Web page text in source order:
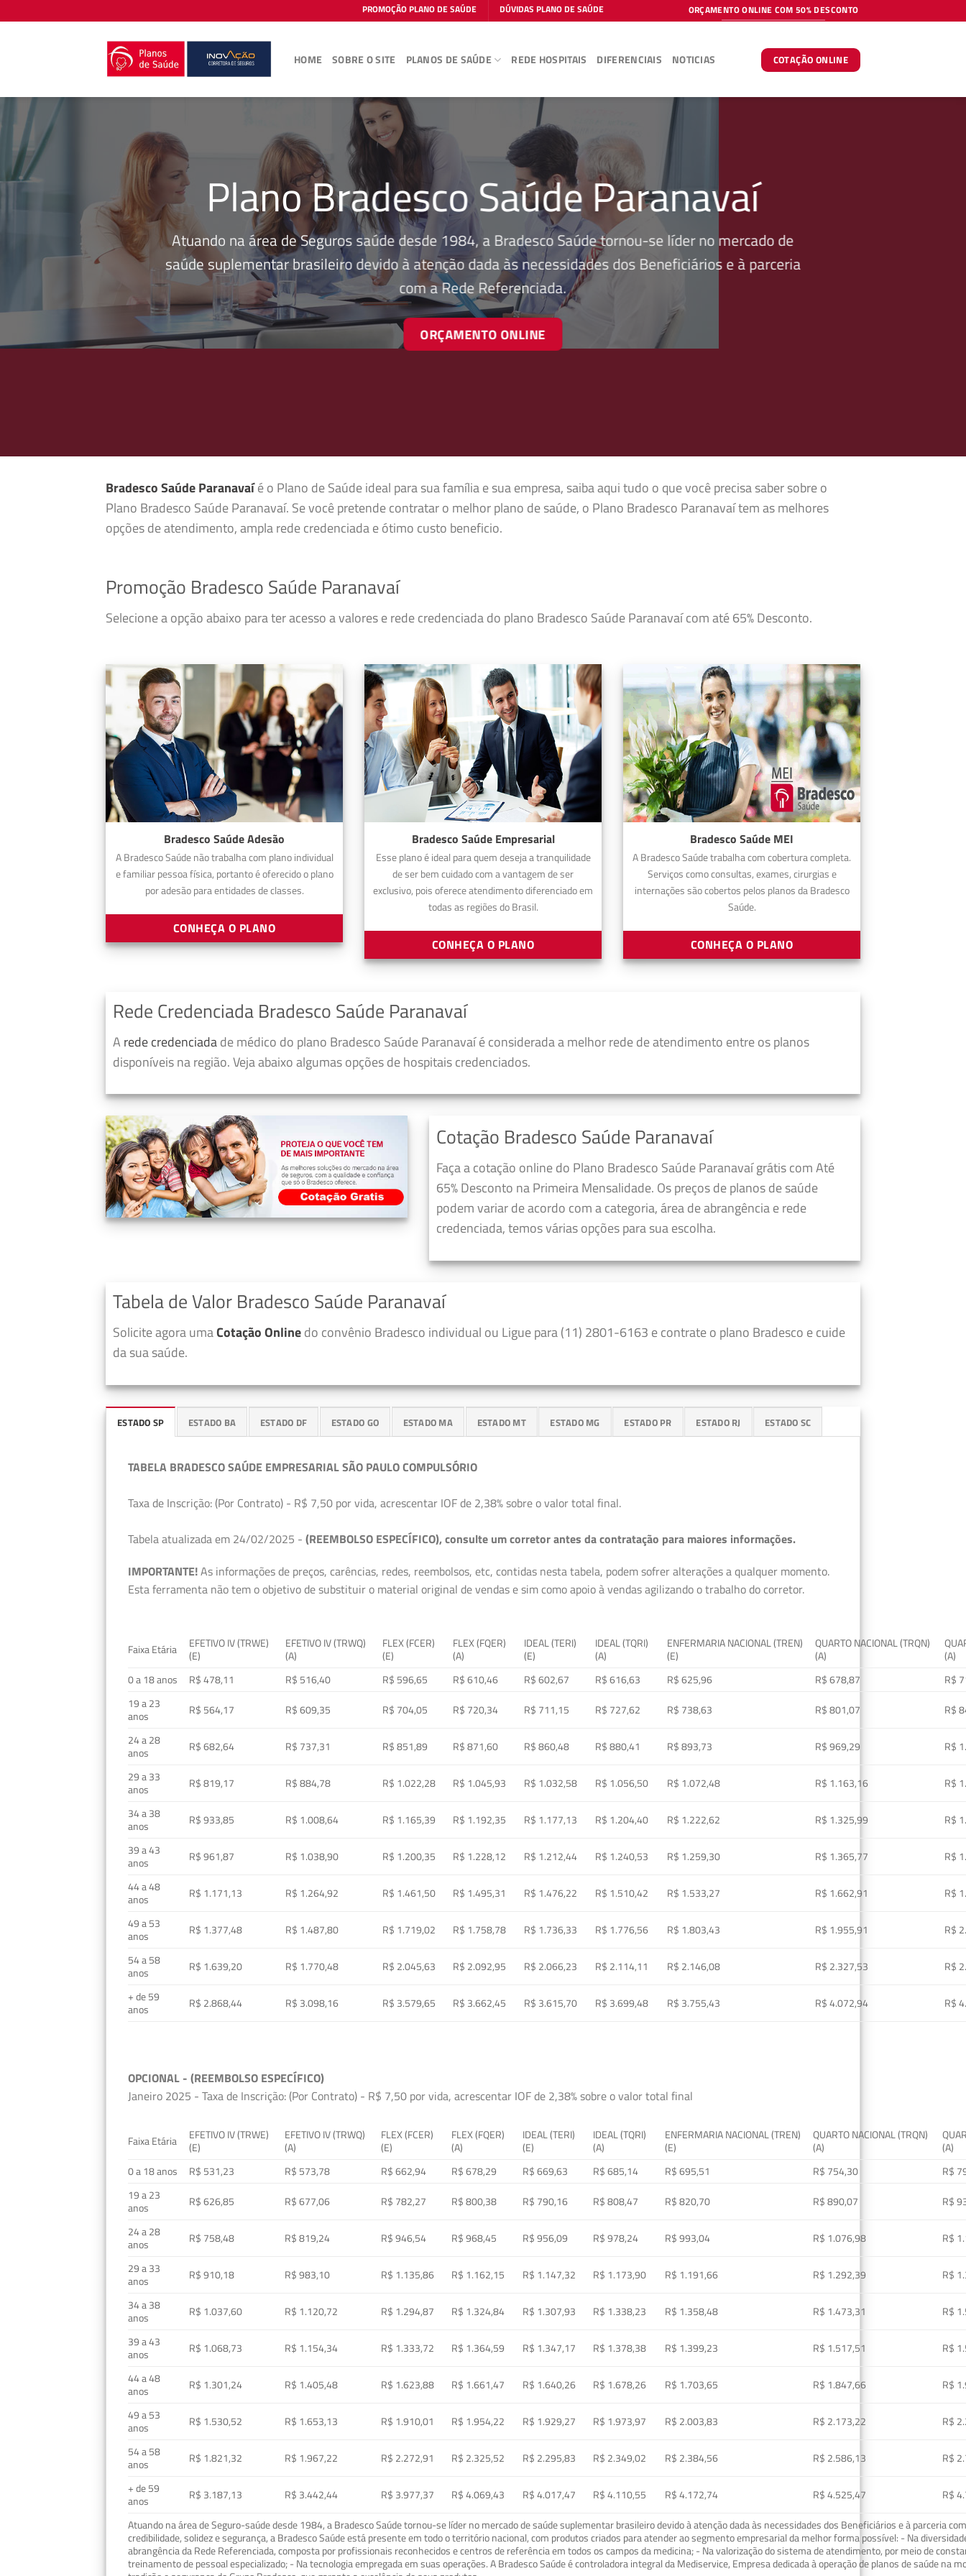
to
PROMOÇÃO PLANO DE SAÚDE DÚVIDAS PLANO DE SAÚDE ORÇAMENTO ONLINE COM 50% DESCONTO
HOME SOBRE O SITE PLANOS DE SAÚDE REDE HOSPITAIS DIFERENCIAIS NOTICIAS COTAÇÃO ONLINE
Plano Bradesco Saúde Paranavaí
Atuando na área de Seguros saúde desde 1984, a Bradesco Saúde tornou-se líder no mercado de
saúde suplementar brasileiro devido à atenção dada às necessidades dos Beneficiários e à parceria
com a Rede Referenciada.
ORÇAMENTO ONLINE
Bradesco Saúde Paranavaíé o Plano de Saúde ideal para sua família e sua empresa, saiba aqui tudo o que você precisa saber sobre o
Plano Bradesco Saúde Paranavaí. Se você pretende contratar o melhor plano de saúde, o Plano Bradesco Paranavaí tem as melhores
opções de atendimento, ampla rede credenciada e ótimo custo beneficio.
Promoção Bradesco Saúde Paranavaí
Selecione a opção abaixo para ter acesso a valores e rede credenciada do plano Bradesco Saúde Paranavaí com até 65% Desconto.
Bradesco Saúde Adesão
A Bradesco Saúde não trabalha com plano individual
e familiar pessoa física, portanto é oferecido o plano
por adesão para entidades de classes.
CONHEÇA O PLANO
Bradesco Saúde Empresarial
Esse plano é ideal para quem deseja a tranquilidade
de ser bem cuidado com a vantagem de ser
exclusivo, pois oferece atendimento diferenciado em
todas as regiões do Brasil.
CONHEÇA O PLANO
Bradesco Saúde MEI
A Bradesco Saúde trabalha com cobertura completa.
Serviços como consultas, exames, cirurgias e
internações são cobertos pelos planos da Bradesco
Saúde.
CONHEÇA O PLANO
Rede Credenciada Bradesco Saúde Paranavaí
A rede credenciadade médico do plano Bradesco Saúde Paranavaí é considerada a melhor rede de atendimento entre os planos
disponíveis na região. Veja abaixo algumas opções de hospitais credenciados.
Cotação Bradesco Saúde Paranavaí
Faça a cotação online do Plano Bradesco Saúde Paranavaí grátis com Até
65% Desconto na Primeira Mensalidade. Os preços de planos de saúde
podem variar de acordo com a categoria, área de abrangência e rede
credenciada, temos várias opções para sua escolha.
Tabela de Valor Bradesco Saúde Paranavaí
Solicite agora umaCotação Onlinedo convênio Bradesco individual ou Ligue para (11) 2801-6163 e contrate o plano Bradesco e cuide
da sua saúde.
ESTADO SP ESTADO BA ESTADO DF ESTADO GO ESTADO MA ESTADO MT ESTADO MG ESTADO PR ESTADO RJ ESTADO SC
TABELA BRADESCO SAÚDE EMPRESARIAL SÃO PAULO COMPULSÓRIO
Taxa de Inscrição: (Por Contrato) - R$ 7,50 por vida, acrescentar IOF de 2,38% sobre o valor total final.
Tabela atualizada em 24/02/2025 - (REEMBOLSO ESPECÍFICO), consulte um corretor antes da contratação para maiores informações.
IMPORTANTE!As informações de preços, carências, redes, reembolsos, etc, contidas nesta tabela, podem sofrer alterações a qualquer momento.
Esta ferramenta não tem o objetivo de substituir o material original de vendas e sim como apoio à vendas agilizando o trabalho do corretor.
Faixa Etária
EFETIVO IV (TRWE)
(E)
EFETIVO IV (TRWQ)
(A)
FLEX (FCER)
(E)
FLEX (FQER)
(A)
IDEAL (TERI)
(E)
IDEAL (TQRI)
(A)
ENFERMARIA NACIONAL (TREN)
(E)
QUARTO NACIONAL (TRQN)
(A)
(A)
0 a 18 anos
R$ 478,11 R$ 516,40 R$ 596,65 R$ 610,46 R$ 602,67 R$ 616,63 R$ 625,96 R$ 678,87
R$
19 a 23
anos
R$ 564,17 R$ 609,35 R$ 704,05 R$ 720,34 R$ 711,15 R$ 727,62 R$ 738,63 R$ 801,07
R$
24 a 28
anos
R$ 682,64 R$ 737,31 R$ 851,89 R$ 871,60 R$ 860,48 R$ 880,41 R$ 893,73 R$ 969,29
R$
29 a 33
anos
R$ 819,17 R$ 884,78 R$ 1.022,28 R$ 1.045,93 R$ 1.032,58 R$ 1.056,50 R$ 1.072,48 R$ 1.163,16
R$
34 a 38
anos
R$ 933,85 R$ 1.008,64 R$ 1.165,39 R$ 1.192,35 R$ 1.177,13 R$ 1.204,40 R$ 1.222,62 R$ 1.325,99
R$
39 a 43
anos
R$ 961,87 R$ 1.038,90 R$ 1.200,35 R$ 1.228,12 R$ 1.212,44 R$ 1.240,53 R$ 1.259,30 R$ 1.365,77
R$
44 a 48
anos
R$ 1.171,13 R$ 1.264,92 R$ 1.461,50 R$ 1.495,31 R$ 1.476,22 R$ 1.510,42 R$ 1.533,27 R$ 1.662,91
R$
49 a 53
anos
R$ 1.377,48 R$ 1.487,80 R$ 1.719,02 R$ 1.758,78 R$ 1.736,33 R$ 1.776,56 R$ 1.803,43 R$ 1.955,91
R$
54 a 58
anos
R$ 1.639,20 R$ 1.770,48 R$ 2.045,63 R$ 2.092,95 R$ 2.066,23 R$ 2.114,11 R$ 2.146,08 R$ 2.327,53
R$
+ de 59
anos
R$ 2.868,44 R$ 3.098,16 R$ 3.579,65 R$ 3.662,45 R$ 3.615,70 R$ 3.699,48 R$ 3.755,43 R$ 4.072,94 R$
OPCIONAL - (REEMBOLSO ESPECÍFICO)
Janeiro 2025 - Taxa de Inscrição: (Por Contrato) - R$ 7,50 por vida, acrescentar IOF de 2,38% sobre o valor total final
Faixa Etária
EFETIVO IV (TRWE)
(E)
EFETIVO IV (TRWQ)
(A)
FLEX (FCER)
(E)
FLEX (FQER)
(A)
IDEAL (TERI)
(E)
IDEAL (TQRI)
(A)
ENFERMARIA NACIONAL (TREN)
(E)
QUARTO NACIONAL (TRQN)
(A)
(A)
0 a 18 anos
R$ 531,23 R$ 573,78 R$ 662,94 R$ 678,29 R$ 669,63 R$ 685,14 R$ 695,51 R$ 754,30
R$
19 a 23
anos
R$ 626,85 R$ 677,06 R$ 782,27 R$ 800,38 R$ 790,16 R$ 808,47 R$ 820,70 R$ 890,07
R$
24 a 28
anos
R$ 758,48 R$ 819,24 R$ 946,54 R$ 968,45 R$ 956,09 R$ 978,24 R$ 993,04 R$ 1.076,98
R$
29 a 33
anos
R$ 910,18 R$ 983,10 R$ 1.135,86 R$ 1.162,15 R$ 1.147,32 R$ 1.173,90 R$ 1.191,66 R$ 1.292,39
R$
34 a 38
anos
R$ 1.037,60 R$ 1.120,72 R$ 1.294,87 R$ 1.324,84 R$ 1.307,93 R$ 1.338,23 R$ 1.358,48 R$ 1.473,31
R$
39 a 43
anos
R$ 1.068,73 R$ 1.154,34 R$ 1.333,72 R$ 1.364,59 R$ 1.347,17 R$ 1.378,38 R$ 1.399,23 R$ 1.517,51
R$
44 a 48
anos
R$ 1.301,24 R$ 1.405,48 R$ 1.623,88 R$ 1.661,47 R$ 1.640,26 R$ 1.678,26 R$ 1.703,65 R$ 1.847,66
R$
49 a 53
anos
R$ 1.530,52 R$ 1.653,13 R$ 1.910,01 R$ 1.954,22 R$ 1.929,27 R$ 1.973,97 R$ 2.003,83 R$ 2.173,22
R$
54 a 58
anos
R$ 1.821,32 R$ 1.967,22 R$ 2.272,91 R$ 2.325,52 R$ 2.295,83 R$ 2.349,02 R$ 2.384,56 R$ 2.586,13
R$
+ de 59
anos
R$ 3.187,13 R$ 3.442,44 R$ 3.977,37 R$ 4.069,43 R$ 4.017,47 R$ 4.110,55 R$ 4.172,74 R$ 4.525,47
R$
Atuando na área de Seguro-saúde desde 1984, a Bradesco Saúde tornou-se líder no mercado de saúde suplementar brasileiro devido à atenção dada às necessidades dos Beneficiários e à parceria
credibilidade, solidez e segurança, a Bradesco Saúde está presente em todo o território nacional, com produtos criados para atender ao segmento empresarial da melhor forma possível: - Na
abrangência da Rede Referenciada, composta por profissionais reconhecidos e centros de referência em todos os campos da medicina; - Na valorização do sistema de atendimento, por meio de
treinamento de pessoal especializado; - Na tecnologia empregada em suas operações. A Bradesco Saúde é controladora integral da Mediservice, Empresa dedicada à operação de planos de saúde na